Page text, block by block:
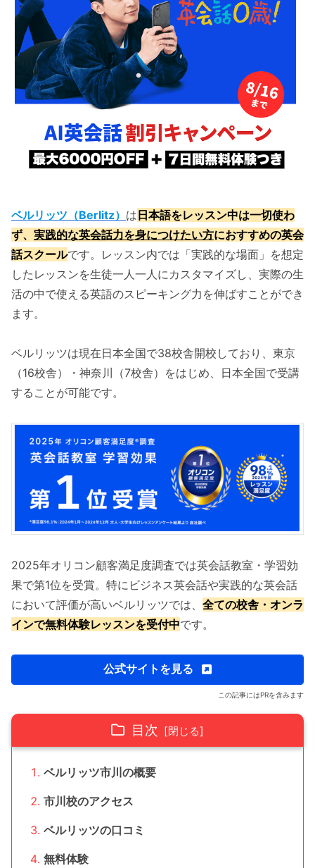
ベルリッツ（Berlitz） は日本語をレッスン中は一切使わ
ず、 実践的な英会話力を身につけたい方におすすめの英会
話スクールです。レッスン内では「実践的な場面」を想定
したレッスンを生徒一人一人にカスタマイズし、実際の生
活の中で使える英語のスピーキング力を伸ばすことができ
ます。
ベルリッツは現在日本全国で38校舎開校しており、東京
（16校舎）・神奈川（7校舎）をはじめ、日本全国で受講
することが可能です。
2025年オリコン顧客満足度調査では英会話教室・学習効
果で第1位を受賞。特にビジネス英会話や実践的な英会話
において評価が高いベルリッツでは、 全ての校舎・オンラ
インで無料体験レッスンを受付中です。
公式サイトを見る
この記事にはPRを含みます
目次
ベルリッツ市川の概要
市川校のアクセス
ベルリッツの口コミ
無料体験